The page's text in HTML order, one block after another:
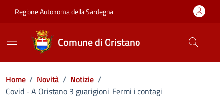
Regione Autonoma della Sardegna
Comune di Oristano
Home / Novità / Notizie /
Covid - A Oristano 3 guarigioni. Fermi i contagi